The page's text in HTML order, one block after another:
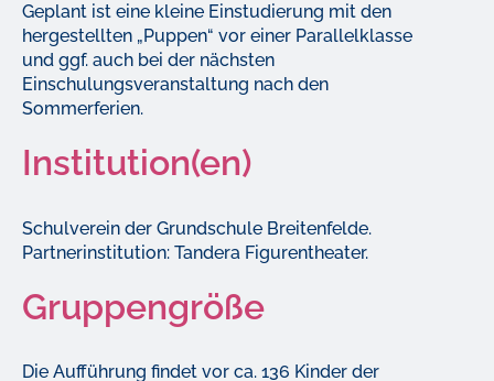
Geplant ist eine kleine Einstudierung mit den
hergestellten „Puppen“ vor einer Parallelklasse
und ggf. auch bei der nächsten
Einschulungsveranstaltung nach den
Sommerferien.
Institution(en)
Schulverein der Grundschule Breitenfelde.
Partnerinstitution: Tandera Figurentheater.
Gruppengröße
Die Aufführung findet vor ca. 136 Kinder der